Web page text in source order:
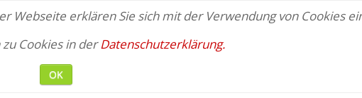
Webseite erklären Sie sich mit der Verwendung von Cookies
Cookies in derDatenschutzerklärung.
OK